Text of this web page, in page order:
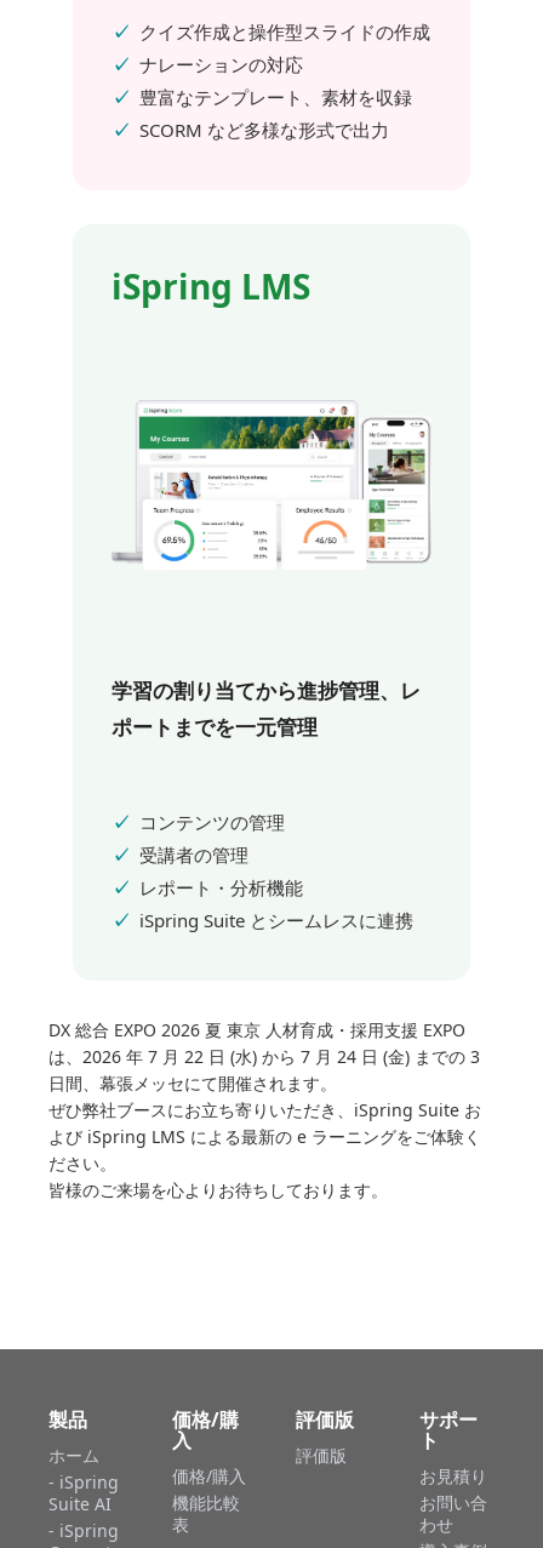
クイズ作成と操作型スライドの作成
ナレーションの対応
豊富なテンプレート、素材を収録
SCORM など多様な形式で出力
iSpring LMS
学習の割り当てから進捗管理、レ
ポートまでを一元管理
コンテンツの管理
受講者の管理
レポート・分析機能
iSpring Suite とシームレスに連携
DX 総合 EXPO 2026 夏 東京 人材育成・採用支援 EXPO
は、2026 年 7 月 22 日 (水) から 7 月 24 日 (金) までの 3
日間、幕張メッセにて開催されます。
ぜひ弊社ブースにお立ち寄りいただき、iSpring Suite お
よび iSpring LMS による最新の e ラーニングをご体験く
ださい。
皆様のご来場を心よりお待ちしております。
製品
ホーム
- iSpring
Suite AI
- iSpring
価格/購
入
価格/購入
機能比較
表
評価版
評価版
サポー
ト
お見積り
お問い合
わせ